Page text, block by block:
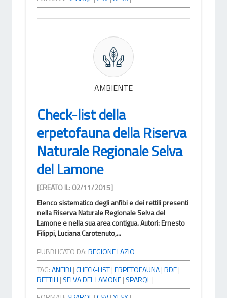
AMBIENTE
Check-list della
erpetofauna della Riserva
Naturale Regionale Selva
del Lamone
[CREATO IL: 02/11/2015]
Elenco sistematico degli anfibi e dei rettili presenti
nella Riserva Naturale Regionale Selva del
Lamone e nella sua area contigua. Autori: Ernesto
Filippi, Luciana Carotenuto,...
PUBBLICATO DA:REGIONE LAZIO
TAG:ANFIBI |CHECK-LIST|ERPETOFAUNA|RDF|
RETTILI | SELVA DEL LAMONE| SPARQL|